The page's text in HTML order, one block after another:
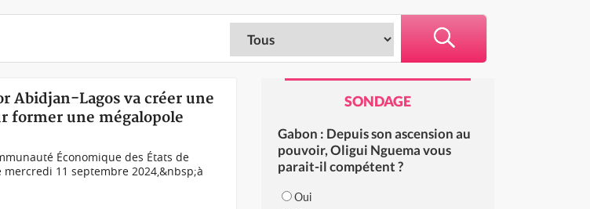
Abidjan-Lagos va créer une
former une mégalopole
Économique des États de
mercredi 11 septembre 2024,&nbsp;à
SONDAGE
Gabon : Depuis son ascension au
pouvoir, Oligui Nguema vous
parait-il compétent ?
Oui